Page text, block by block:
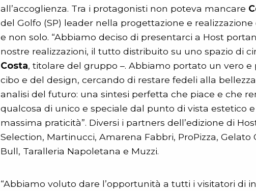
all’accoglienza. Tra i protagonisti non poteva mancare
del Golfo (SP) leader nella progettazione e
e non solo. “Abbiamo deciso di presentarci a Host
nostre realizzazioni, il tutto distribuito su uno spazio di
Costa, titolare del gruppo –. Abbiamo portato un vero e
cibo e del design, cercando di restare fedeli alla
analisi del futuro: una sintesi perfetta che piace e che
qualcosa di unico e speciale dal punto di vista estetico
massima praticità”. Diversi i partners dell’edizione di
Selection, Martinucci, Amarena Fabbri, ProPizza, Gelato
Bull, Taralleria Napoletana e Muzzi.
“Abbiamo voluto dare l’opportunità a tutti i visitatori di